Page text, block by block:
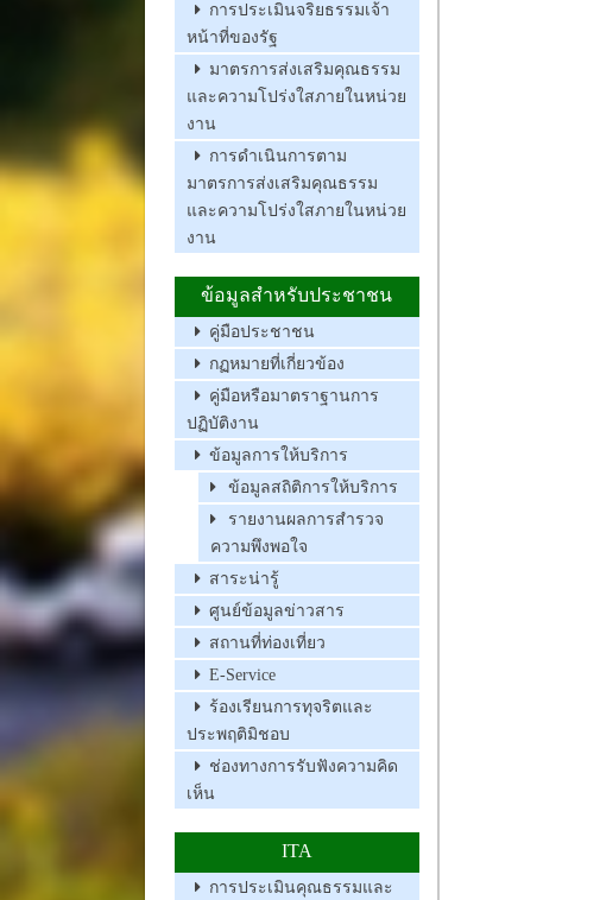
การประเมินจริยธรรมเจ้า
หน้าที่ของรัฐ
มาตรการส่งเสริมคุณธรรม
และความโปร่งใสภายในหน่วย
งาน
การดำเนินการตาม
มาตรการส่งเสริมคุณธรรม
และความโปร่งใสภายในหน่วย
งาน
ข้อมูลสำหรับประชาชน
คู่มือประชาชน
กฏหมายที่เกี่ยวข้อง
คู่มือหรือมาตราฐานการ
ปฏิบัติงาน
ข้อมูลการให้บริการ
ข้อมูลสถิติการให้บริการ
รายงานผลการสำรวจ
ความพึงพอใจ
สาระน่ารู้
ศูนย์ข้อมูลข่าวสาร
สถานที่ท่องเที่ยว
E-Service
ร้องเรียนการทุจริตและ
ประพฤติมิชอบ
ช่องทางการรับฟังความคิด
เห็น
ITA
การประเมินคุณธรรมและ